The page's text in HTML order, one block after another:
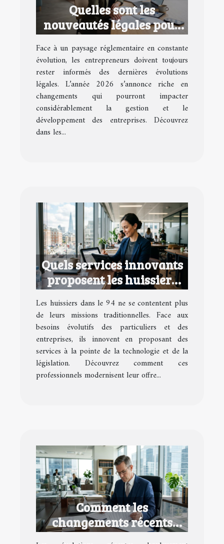
Quelles sont les
nouveautés légales pour
les entrepreneurs en 2026
?
Face à un paysage réglementaire en constante
évolution, les entrepreneurs doivent toujours
rester informés des dernières évolutions
légales. L’année 2026 s’annonce riche en
changements qui pourront impacter
considérablement la gestion et le
développement des entreprises. Découvrez
dans les...
Quels services innovants
proposent les huissiers
dans le 94 ?
Les huissiers dans le 94 ne se contentent plus
de leurs missions traditionnelles. Face aux
besoins évolutifs des particuliers et des
entreprises, ils innovent en proposant des
services à la pointe de la technologie et de la
législation. Découvrez comment ces
professionnels modernisent leur offre...
Comment les
changements récents
impactent-ils le droit du